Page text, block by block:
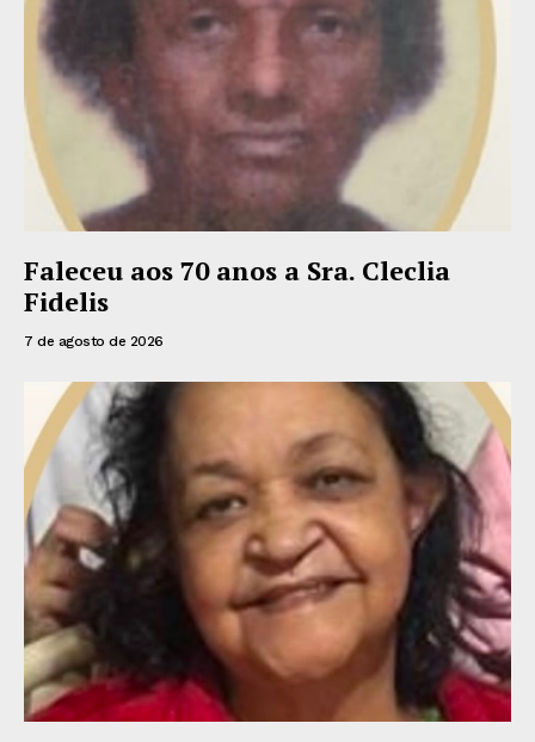
Faleceu aos 70 anos a Sra. Cleclia
Fidelis
7 de agosto de 2026